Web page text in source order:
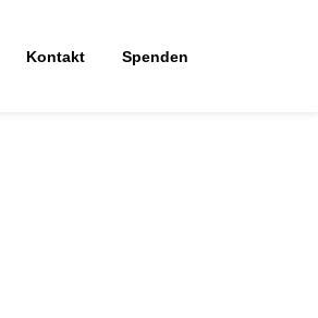
Kontakt Spenden